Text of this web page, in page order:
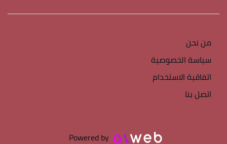
من نحن
سياسة الخصوصية
اتفاقية الاستخدام
اتصل بنا
Powered by